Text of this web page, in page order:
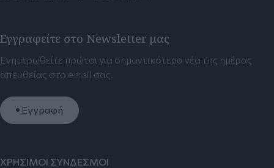
Εγγραφείτε στο Newsletter μας
Ενημερωθείτε πρώτοι για σημαντικότερα νέα της ημέρας
απευθείας στο email σας.
Εγγραφή
ΧΡΗΣΙΜΟΙ ΣΥΝΔΕΣΜΟΙ